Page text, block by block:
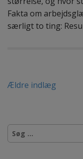
Fakta om
særligt to ting:
N
v
i
Ældre indlæg
S